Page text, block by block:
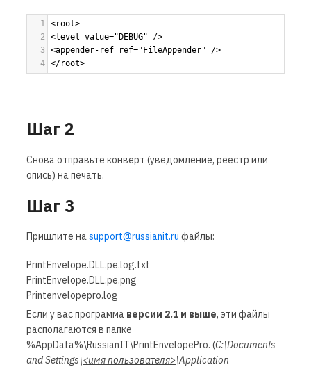
1 <root>
2
<level value="DEBUG" />
3 <appender-ref ref="FileAppender" />
4 </root>
Шаг 2
Снова отправьте конверт (уведомление, реестр или
опись) на печать.
Шаг 3
Пришлите наsupport@russianit.ru файлы:
PrintEnvelope.DLL.pe.log.txt
PrintEnvelope.DLL.pe.png
Printenvelopepro.log
Если у вас программа версии 2.1 и выше, эти файлы
располагаются в папке
%AppData%\RussianIT\PrintEnvelopePro. (C:\Documents
and Settings\<имя пользователя>\Application